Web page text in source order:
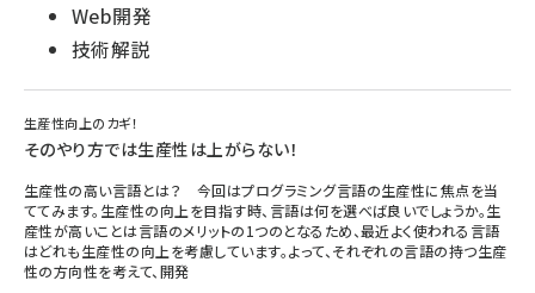
Web開発
技術解説
生産性向上のカギ！
そのやり方では生産性は上がらない！
生産性の高い言語とは？ 今回はプログラミング言語の生産性に焦点を当
ててみます。生産性の向上を目指す時、言語は何を選べば良いでしょうか。生
産性が高いことは言語のメリットの1つのとなるため、最近よく使われる言語
はどれも生産性の向上を考慮しています。よって、それぞれの言語の持つ生産
性の方向性を考えて、開発